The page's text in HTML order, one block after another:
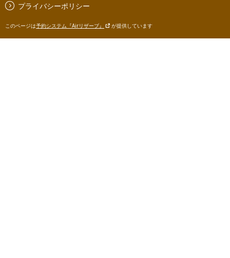
プライバシーポリシー
このページは予約システム『Airリザーブ』 が提供しています